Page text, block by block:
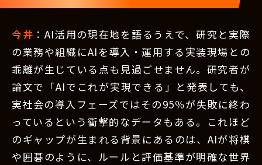
今井 ：AI活用の現在地を語るうえで、研究と実際
の業務や組織にAIを導入・運用する実装現場との
乖離が生じている点も見過ごせません。研究者が
論文で「AIでこれが実現できる」と発表しても、
実社会の導入フェーズではその95％が失敗に終わ
っているという衝撃的なデータもある。これほど
のギャップが生まれる背景にあるのは、AIが将棋
や囲碁のように、ルールと評価基準が明確な世界